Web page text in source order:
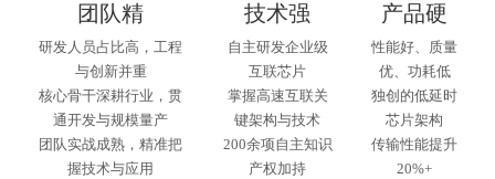
团队精
研发人员占比高，工程
与创新并重
核心骨干深耕行业，贯
通开发与规模量产
团队实战成熟，精准把
握技术与应用
技术强
自主研发企业级
互联芯片
掌握高速互联关
键架构与技术
200余项自主知识
产权加持
产品硬
性能好、质量
优、功耗低
独创的低延时
芯片架构
传输性能提升
20%+